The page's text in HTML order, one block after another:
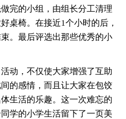
完的小组，由组长分工清理
桌椅。在接近1个小时的后，
。最后评选出那些优秀的小
动，不仅使大家增强了互助
的感情，而且让大家在包饺
生活的乐趣。这一次难忘的
学的小学生活留下了一页美